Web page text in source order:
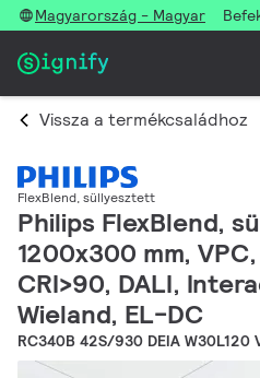
Magyarország - Magyar
Vissza a termékcsaládhoz
FlexBlend, süllyesztett
Philips FlexBlend,
1200x300 mm,
CRI>90, DALI,
Wieland, EL-DC
RC340B 42S/930 DEIA W30L120